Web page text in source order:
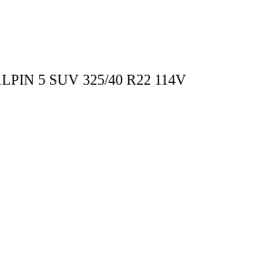
5 SUV 325/40 R22 114V